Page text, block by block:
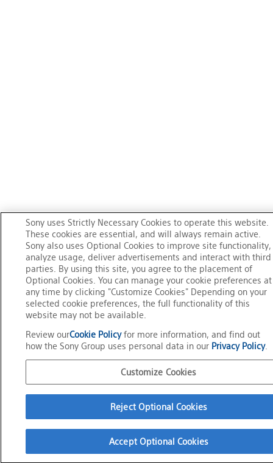
Sony uses Strictly Necessary Cookies to operate this website.
These cookies are essential, and will always remain active.
Sony also uses Optional Cookies to improve site functionality,
analyze usage, deliver advertisements and interact with third
parties. By using this site, you agree to the placement of
Optional Cookies. You can manage your cookie preferences at
any time by clicking "Customize Cookies" Depending on your
selected cookie preferences, the full functionality of this
website may not be available.
Review ourCookie Policyfor more information, and find out
how the Sony Group uses personal data in our Privacy Policy.
Customize Cookies
Reject Optional Cookies
Accept Optional Cookies